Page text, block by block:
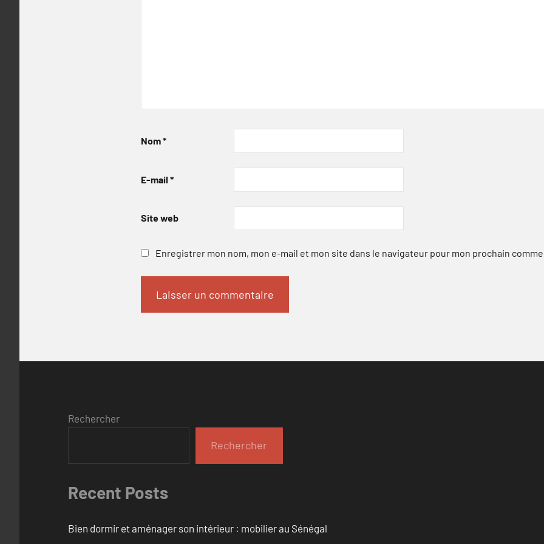
Nom*
E-mail *
Site web
Enregistrer mon nom, mon e-mail et mon site dans le navigateur pour mon prochain
Rechercher
Rechercher
Recent Posts
Bien dormir et aménager son intérieur : mobilier au Sénégal